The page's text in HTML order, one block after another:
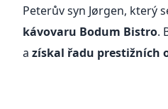
Peterův syn Jørgen, který
kávovaru Bodum Bistro.
a získal řadu prestižních